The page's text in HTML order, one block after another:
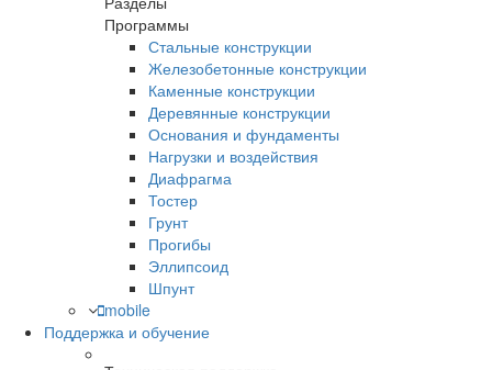
Программы
Стальные конструкции
Железобетонные конструкции
Каменные конструкции
Деревянные конструкции
Основания и фундаменты
Нагрузки и воздействия
Диафрагма
Тостер
Грунт
Прогибы
Эллипсоид
Шпунт
mobile
Поддержка и обучение